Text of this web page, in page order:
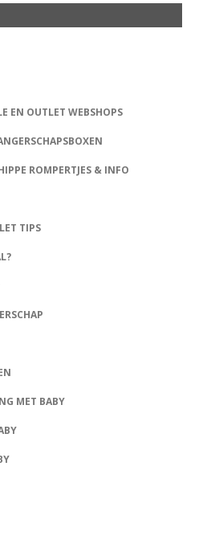
EN OUTLET WEBSHOPS
ROMPERTJES & INFO
TIPS
MET BABY